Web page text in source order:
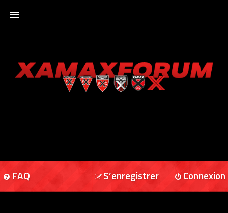
XAMAXFORUM
FAQ Connexion
S’enregistrer